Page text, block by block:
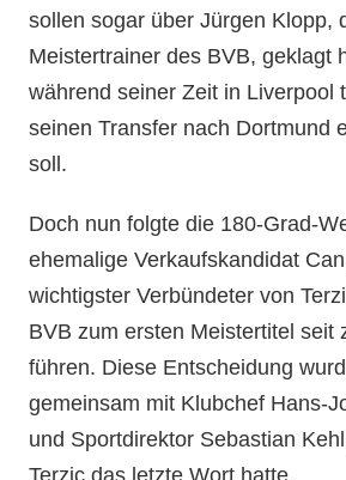
sollen sogar über Jürgen Klopp,
Meistertrainer des BVB, geklagt
während seiner Zeit in Liverpool
seinen Transfer nach Dortmund
soll.
Doch nun folgte die 180-Grad-
ehemalige Verkaufskandidat
wichtigster Verbündeter von
BVB zum ersten Meistertitel seit
führen. Diese Entscheidung
gemeinsam mit Klubchef Hans-
und Sportdirektor Sebastian
Terzic das letzte Wort hatte.